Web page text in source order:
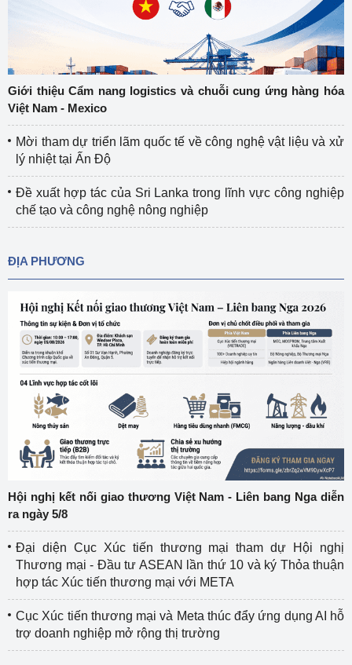
Giới thiệu Cẩm nang logistics và chuỗi cung ứng hàng hóa
Việt Nam - Mexico
Mời tham dự triển lãm quốc tế về công nghệ vật liệu và xử
lý nhiệt tại Ấn Độ
Đề xuất hợp tác của Sri Lanka trong lĩnh vực công nghiệp
chế tạo và công nghệ nông nghiệp
ĐỊA PHƯƠNG
Hội nghị kết nối giao thương Việt Nam - Liên bang Nga diễn
ra ngày 5/8
Đại diện Cục Xúc tiến thương mại tham dự Hội nghị
Thương mại - Đầu tư ASEAN lần thứ 10 và ký Thỏa thuận
hợp tác Xúc tiến thương mại với META
Cục Xúc tiến thương mại và Meta thúc đẩy ứng dụng AI hỗ
trợ doanh nghiệp mở rộng thị trường